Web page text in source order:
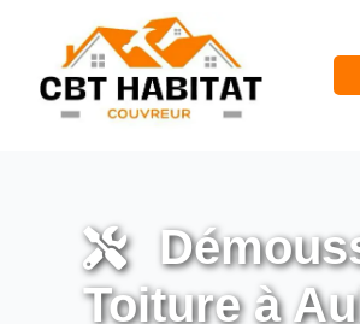
Toiture à